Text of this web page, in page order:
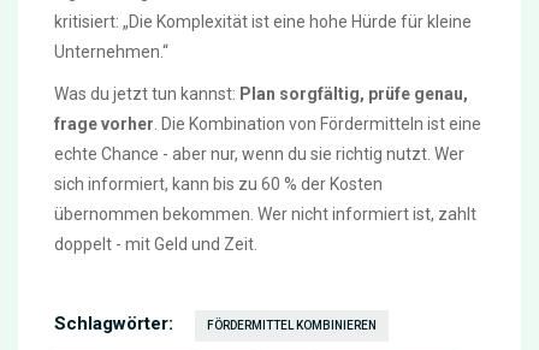
kritisiert: „Die Komplexität ist eine hohe Hürde für kleine
Unternehmen.“
Was du jetzt tun kannst: Plan sorgfältig, prüfe genau,
frage vorher . Die Kombination von Fördermitteln ist eine
echte Chance - aber nur, wenn du sie richtig nutzt. Wer
sich informiert, kann bis zu 60 % der Kosten
übernommen bekommen. Wer nicht informiert ist, zahlt
doppelt - mit Geld und Zeit.
Schlagwörter: FÖRDERMITTEL KOMBINIEREN